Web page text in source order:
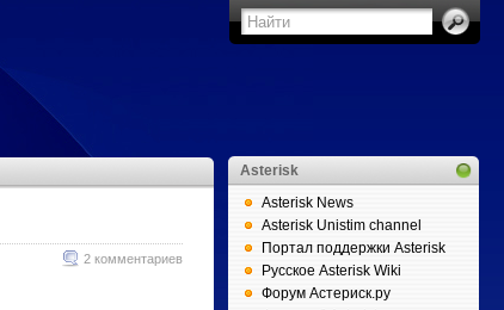
2 комментариев
Asterisk
Asterisk News
Asterisk Unistim channel
Портал поддержки Asterisk
Русское Asterisk Wiki
Форум Астериск.ру